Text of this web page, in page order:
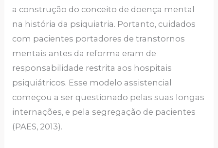
a construção do conceito de doença mental
na história da psiquiatria. Portanto, cuidados
com pacientes portadores de transtornos
mentais antes da reforma eram de
responsabilidade restrita aos hospitais
psiquiátricos. Esse modelo assistencial
começou a ser questionado pelas suas longas
internações, e pela segregação de pacientes
(PAES, 2013).